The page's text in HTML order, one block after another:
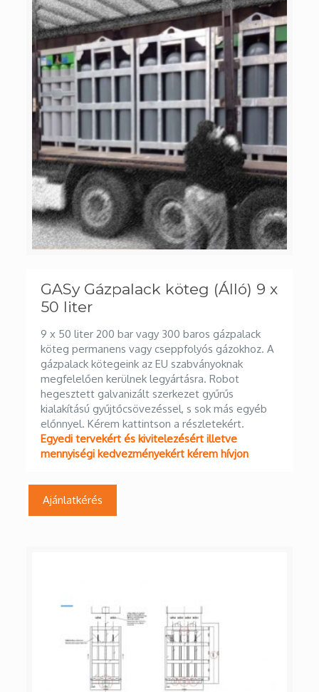
GASy Gázpalack köteg (Álló) 9 x
9 x 50 liter 200 bar vagy 300 baros gázpalack
köteg permanens vagy cseppfolyós gázokhoz. A
gázpalack kötegeink az EU szabványoknak
megfelelően kerülnek legyártásra. Robot
hegesztett galvanizált szerkezet gyűrűs
kialakítású gyűjtőcsövezéssel, s sok más egyéb
előnnyel. Kérem kattintson a részletekért.
Egyedi tervekért és kivitelezésért illetve
mennyiségi kedvezményekért kérem hívjon
Ajánlatkérés